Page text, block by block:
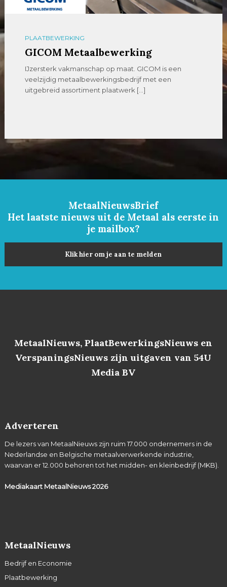
PLAATBEWERKING
GICOM Metaalbewerking
IJzersterk vakmanschap op maat. GICOM is een
veelzijdig metaalbewerkingsbedrijf met een
uitgebreid assortiment plaatwerk […]
MetaalNieuwsBrief
Het laatste nieuws uit de Metaal als eerste in
je mailbox?
Klik hier om je aan te melden
MetaalNieuws, PlaatBewerkingsNieuws en
VerspaningsNieuws zijn uitgaven van 54U
Media BV
Adverteren
De lezers van MetaalNieuws zijn ruim 17.000 ondernemers in de
Nederlandse en Belgische metaalverwerkende industrie,
waarvan er 12.000 behoren tot het midden- en kleinbedrijf (MKB).
Mediakaart MetaalNieuws2026
MetaalNieuws
Bedrijf en Economie
Plaatbewerking